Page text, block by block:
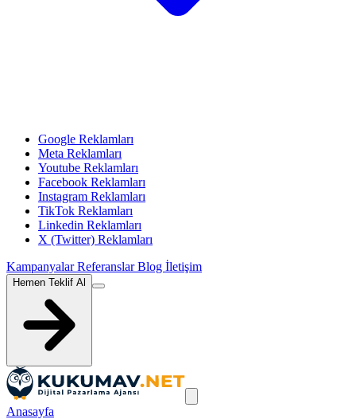
Google Reklamları
Meta Reklamları
Youtube Reklamları
Facebook Reklamları
Instagram Reklamları
TikTok Reklamları
Linkedin Reklamları
X (Twitter) Reklamları
KampanyalarReferanslarBlog İletişim
Hemen Teklif Al
Anasayfa